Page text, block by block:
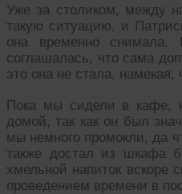
Уже за столиком, между
такую ситуацию, и
она временно
соглашалась, что сама
это она не стала, намекая,
Пока мы сидели в кафе,
домой, так как он был
мы немного промокли, да
также достал из шкафа
хмельной напиток вскоре
проведением времени в